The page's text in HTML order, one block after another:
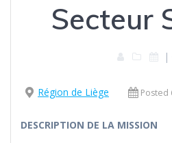
Secteur
|
Région de Liège Posted
DESCRIPTION DE LA MISSION